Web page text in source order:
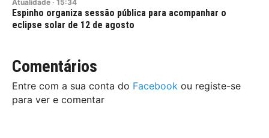
Atualidade · 15:34
Espinho organiza sessão pública para acompanhar o
eclipse solar de 12 de agosto
Comentários
Entre com a sua conta do Facebook ou registe-se
para ver e comentar